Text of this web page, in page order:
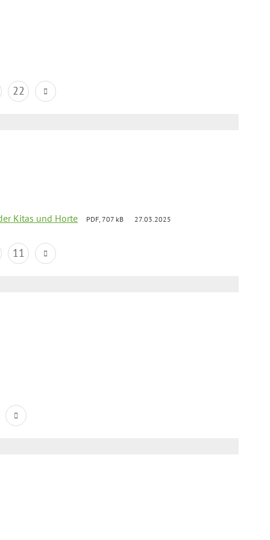
22
Kitas und Horte PDF, 707 kB 27.03.2025
11